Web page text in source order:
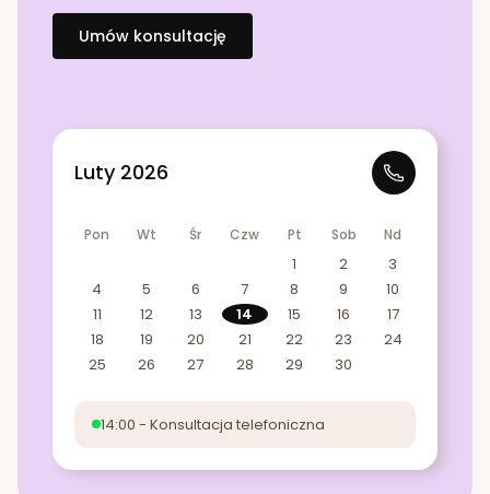
Umów konsultację
Luty 2026
Pon Wt Śr Czw Pt Sob Nd
1 2
3
4
5 6 7 8 9
10
11
12 13 14 15 16
17
18
19 20 21 22 23
24
25
26 27 28 29 30
14:00 - Konsultacja telefoniczna